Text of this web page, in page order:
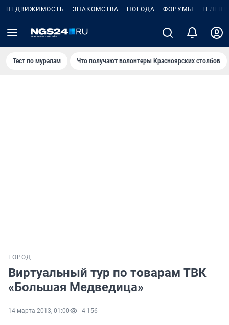
НЕДВИЖИМОСТЬ ЗНАКОМСТВА ПОГОДА ФОРУМЫ
Тест по мурaлaм Что получают волонтеры Красноярских столбов
ГОРОД
Виртуальный тур по товарам ТВК
«Большая Медведица»
14 марта 2013, 01:00 4 156